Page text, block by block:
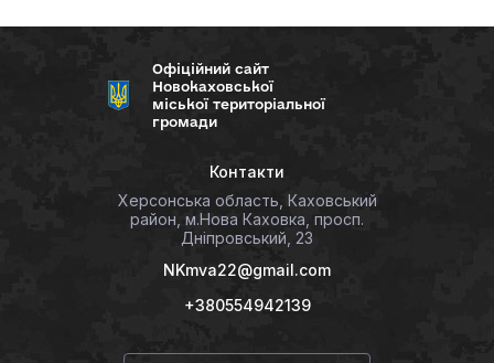
Офіційний сайт
Новокаховської
міської територіальної
громади
Контакти
Херсонська область, Каховський
район, м.Нова Каховка, просп.
Дніпровський, 23
NKmva22@gmail.com
+380554942139